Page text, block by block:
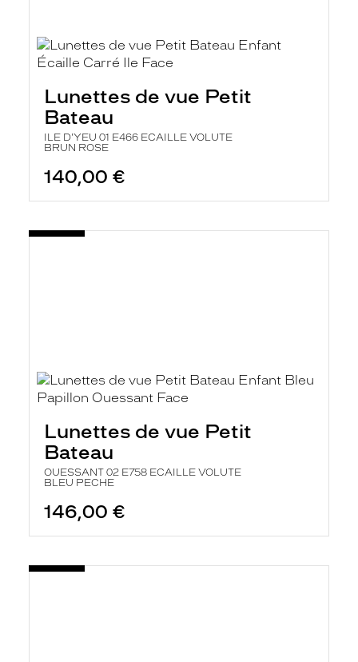
Lunettes de vue Petit
Bateau
ILE D'YEU 01 E466 ECAILLE VOLUTE
BRUN ROSE
140,00 €
Lunettes de vue Petit
Bateau
OUESSANT 02 E758 ECAILLE VOLUTE
BLEU PECHE
146,00 €